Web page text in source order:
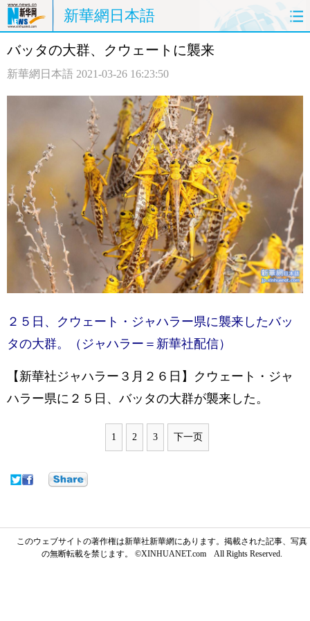
新華網日本語
ホームページ 政治
評論
中日対訳
バッタの大群、クウェートに襲来
新華網日本語 2021-03-26 16:23:50
２５日、クウェート・ジャハラー県に襲来したバッ
タの大群。（ジャハラー＝新華社配信）
【新華社ジャハラー３月２６日】クウェート・ジャ
ハラー県に２５日、バッタの大群が襲来した。
1 2 3 下一页
このウェブサイトの著作権は新華社新華網にあります。掲載された記事、写真
の無断転載を禁じます。 ©XINHUANET.com All Rights Reserved.